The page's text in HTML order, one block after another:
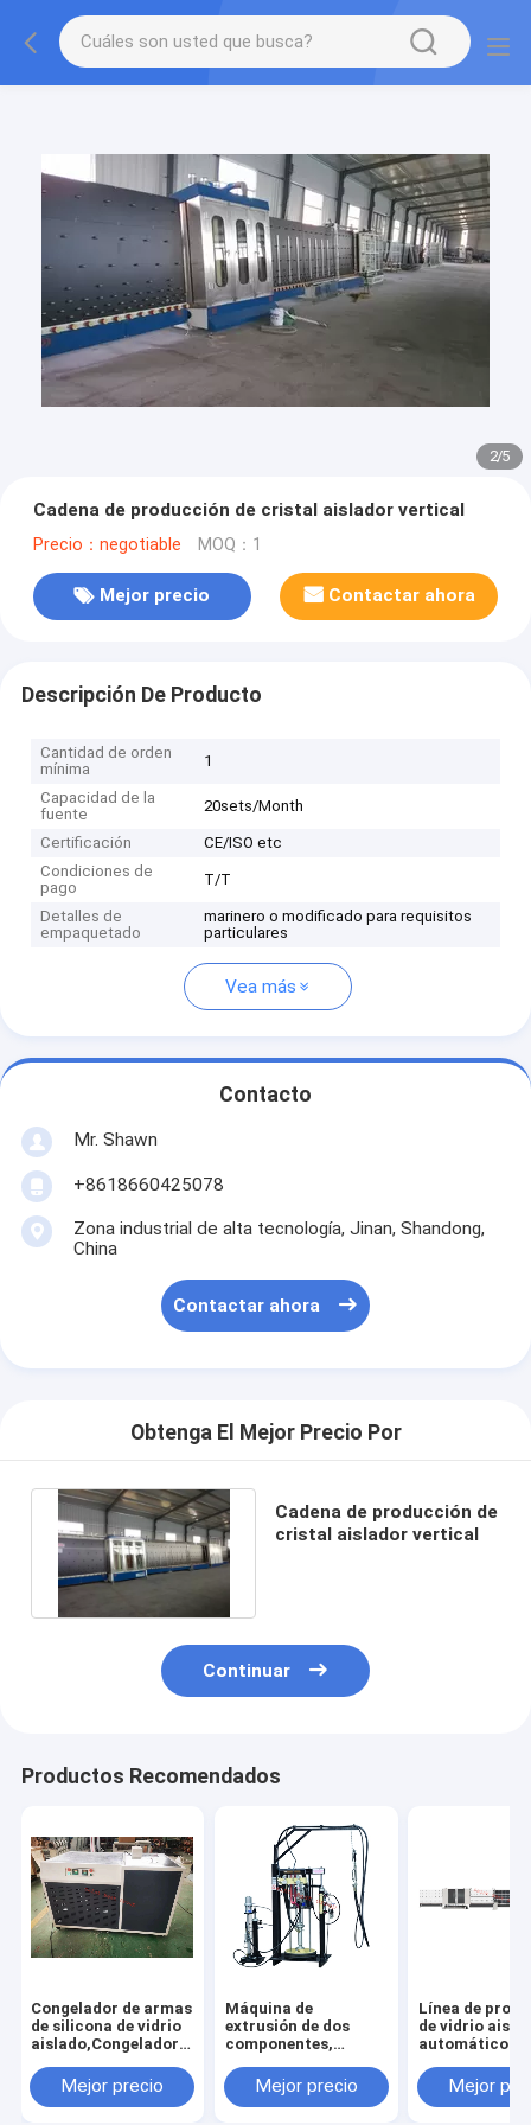
2/5
Cadena de producción de cristal aislador vertical
Precio：negotiable MOQ：1
Mejor precio Contactar ahora
Descripción De Producto
Cantidad de orden
mínima
1
Capacidad de la
fuente
20sets/Month
Certificación
CE/ISO etc
Condiciones de
pago
T/T
Detalles de
empaquetado
marinero o modificado para requisitos
particulares
Vea más
Contacto
Mr. Shawn
+8618660425078
Zona industrial de alta tecnología, Jinan, Shandong,
China
Contactar ahora
Obtenga El Mejor Precio Por
Cadena de producción de
cristal aislador vertical
Continuar
Productos Recomendados
Congelador de armas
de silicona de vidrio
aislado,Congelador
silicona de vidrio
aislado,Congelador
Mejor precio
Máquina de
extrusión de dos
componentes,
extrusión de silicona
de vidrio aislante,
Mejor precio
Línea de
de vidrio
automático de
de producción
doble
Mejor